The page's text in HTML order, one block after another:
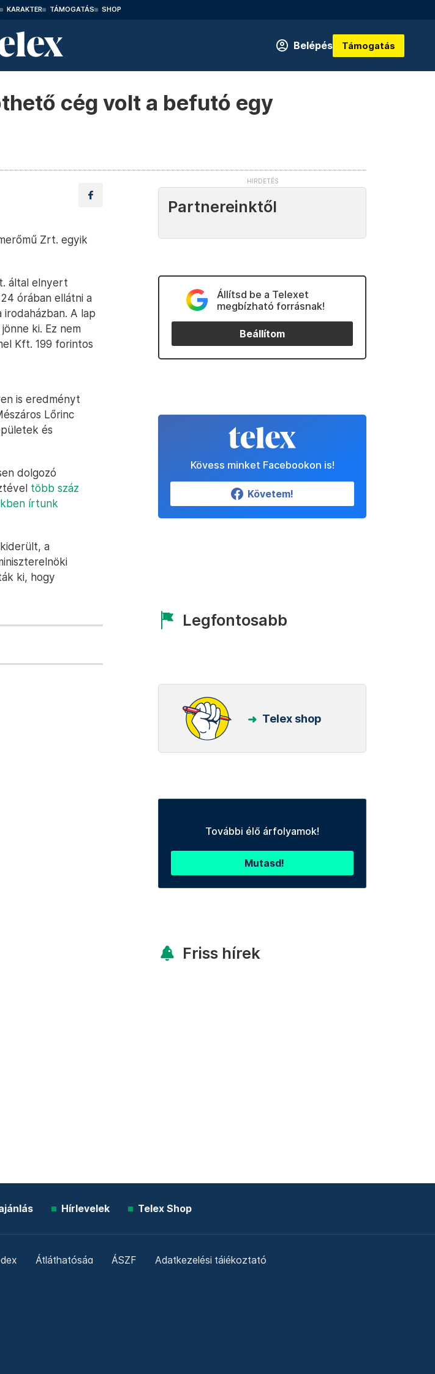
KARAKTER TÁMOGATÁS SHOP
Belépés Támogatás
cég volt a befutó egy
Zrt. egyik
által elnyert
órában ellátni a
A lap
ki. Ez nem
Kft. 199 forintos
is eredményt
Lőrinc
és
dolgozó
több száz
írtunk
a
ki, hogy
Partnereinktől
Állítsd be a Telexet
megbízható forrásnak!
Beállítom
Kövess minket Facebookon is!
Követem!
Legfontosabb
Telex shop
További élő árfolyamok!
Mutasd!
Friss hírek
Hírlevelek Telex Shop
Átláthatóság ÁSZF Adatkezelési tájékoztató